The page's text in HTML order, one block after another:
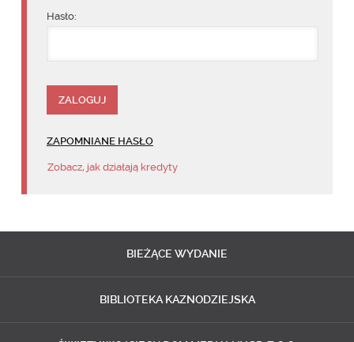
Hasło:
ZAPOMNIANE HASŁO
Zobacz, jak działają kredyty
BIEŻĄCE WYDANIE
BIBLIOTEKA KAZNODZIEJSKA